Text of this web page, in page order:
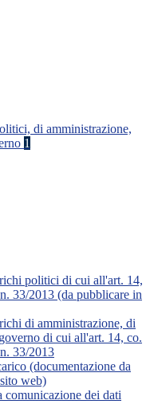
di amministrazione,
1
politici di cui all'art. 14,
33/2013 (da pubblicare in
di amministrazione, di
di cui all'art. 14, co.
33/2013
(documentazione da
web)
comunicazione dei dati